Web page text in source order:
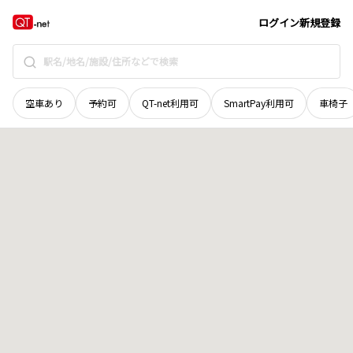
ログイン新規登録
空車あり 予約可 QT-net利用可 SmartPay利用可 車椅子
和歌山県